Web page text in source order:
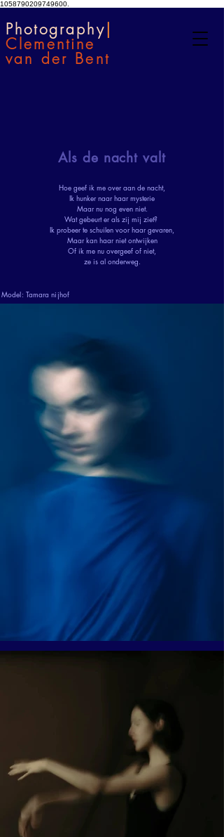
1058790209749600.
Photography
Clementine
van der Bent
Als de nacht valt
Hoe geef ik me over aan de nacht,
Ik hunker naar haar mysterie
Maar nu nog even niet.
Wat gebeurt er als zij mij ziet?
Ik probeer te schuilen voor haar gevaren,
Maar kan haar niet ontwijken
Of ik me nu overgeef of niet,
ze is al onderweg.
Model: Tamara nijhof